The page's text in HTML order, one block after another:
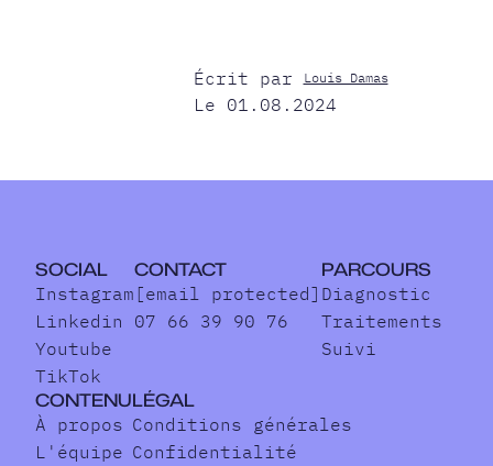
Écrit par Louis Damas
Le 01.08.2024
SOCIAL
Instagram
Linkedin
Youtube
TikTok
CONTACT
[email protected]
07 66 39 90 76
PARCOURS
Diagnostic
Traitements
Suivi
CONTENU
À propos
L'équipe
LÉGAL
Conditions générales
Confidentialité